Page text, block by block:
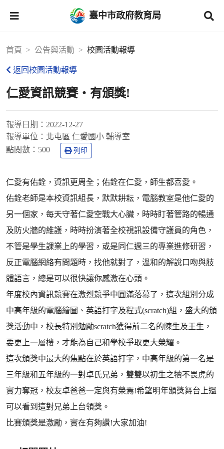
臺中市政府教育局
首頁 公告與活動 校園活動報導
返回校園活動報導
仁愛資訊競賽‧有頒獎!
報導日期： 2022-12-27
報導單位： 北屯區 仁愛國小 輔導室
點閱數： 500 列印
仁愛有佑銓，資訊更周全；佑銓在仁愛，師生都喜愛。
佑銓老師是本校資訊組長，默默耕耘，電腦教室是他仁愛的
另一個家，每天守著仁愛空戰大心臟，時時盯著管路的暢通
及防火牆的維護，時時扮演著全校視訊設備守護員的角色，
不管是學生課業上的學習，或是同仁週三的專業進修研習，
反正電腦網絡有問題時，找他就對了，溫和的解說口吻與肢
體語言，總是可以很快讓你感激在心頭。
年度校內資訊競賽在激烈競爭中圓滿落幕了，這次組別分成
中高年級的電腦繪圖、英語打字及程式(scratch)組，盛大的頒
獎活動中，校長特別勉勵scratch獲得前二名的陳生及王生，
要更上一層樓，才能為自己和學校爭取更大榮耀。
這次頒獎中最大的焦點在於英語打字，中高年級的第一名是
三年級和五年級的一對卓氏兄弟，雙雙以初生之犢不畏虎的
實力奪冠，校友卓爸爸一定與有榮焉!希望明年頒獎舞台上還
可以看到這對兄弟上台領獎。
比賽頒獎是激勵，實在有夠讚!大家加油!